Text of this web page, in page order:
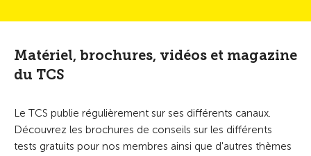
Matériel, brochures, vidéos et magazine
du TCS
Le TCS publie régulièrement sur ses différents canaux.
Découvrez les brochures de conseils sur les différents
tests gratuits pour nos membres ainsi que d'autres thèmes